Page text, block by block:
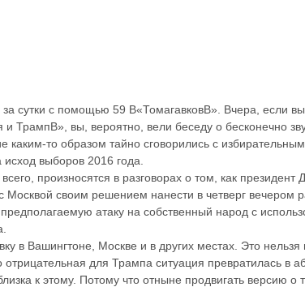
сутки с помощью 59 В«ТомагавковВ». Вчера, если вы
и ТрампВ», вы, вероятно, вели беседу о бесконечно
каким-то образом тайно сговорились с
выборов 2016 года.
произносятся в разговорах о том, как президент
своим решением нанести в четверг вечером
атаку на собственный народ с
в Вашингтоне, Москве и в других местах. Это нельзя
для Трампа ситуация превратилась в
к этому. Потому что отныне продвигать версию о